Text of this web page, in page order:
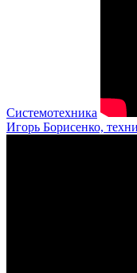
Системотехника
Игорь Борисенко,